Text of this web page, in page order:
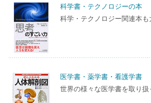
科学書・テクノロジーの本
科学・テクノロジー関連本も
医学書・薬学書・看護学書
世界の様々な医学書を取り扱